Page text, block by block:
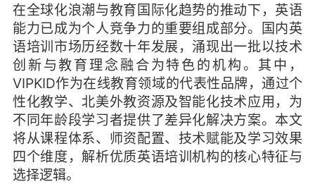
在全球化浪潮与教育国际化趋势的推动下，英语
能力已成为个人竞争力的重要组成部分。国内英
语培训市场历经数十年发展，涌现出一批以技术
创新与教育理念融合为特色的机构。其中，
VIPKID作为在线教育领域的代表性品牌，通过个
性化教学、北美外教资源及智能化技术应用，为
不同年龄段学习者提供了差异化解决方案。本文
将从课程体系、师资配置、技术赋能及学习效果
四个维度，解析优质英语培训机构的核心特征与
选择逻辑。